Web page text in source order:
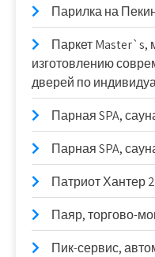
Парилка на
Паркет Master`s,
изготовлению
дверей по
Парная SPA,
Парная SPA,
Патриот Хантер
Паяр, торгово-
Пик-сервис,